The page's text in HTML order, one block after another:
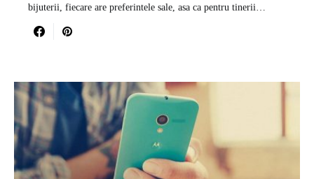
bijuterii, fiecare are preferintele sale, asa ca pentru tinerii…